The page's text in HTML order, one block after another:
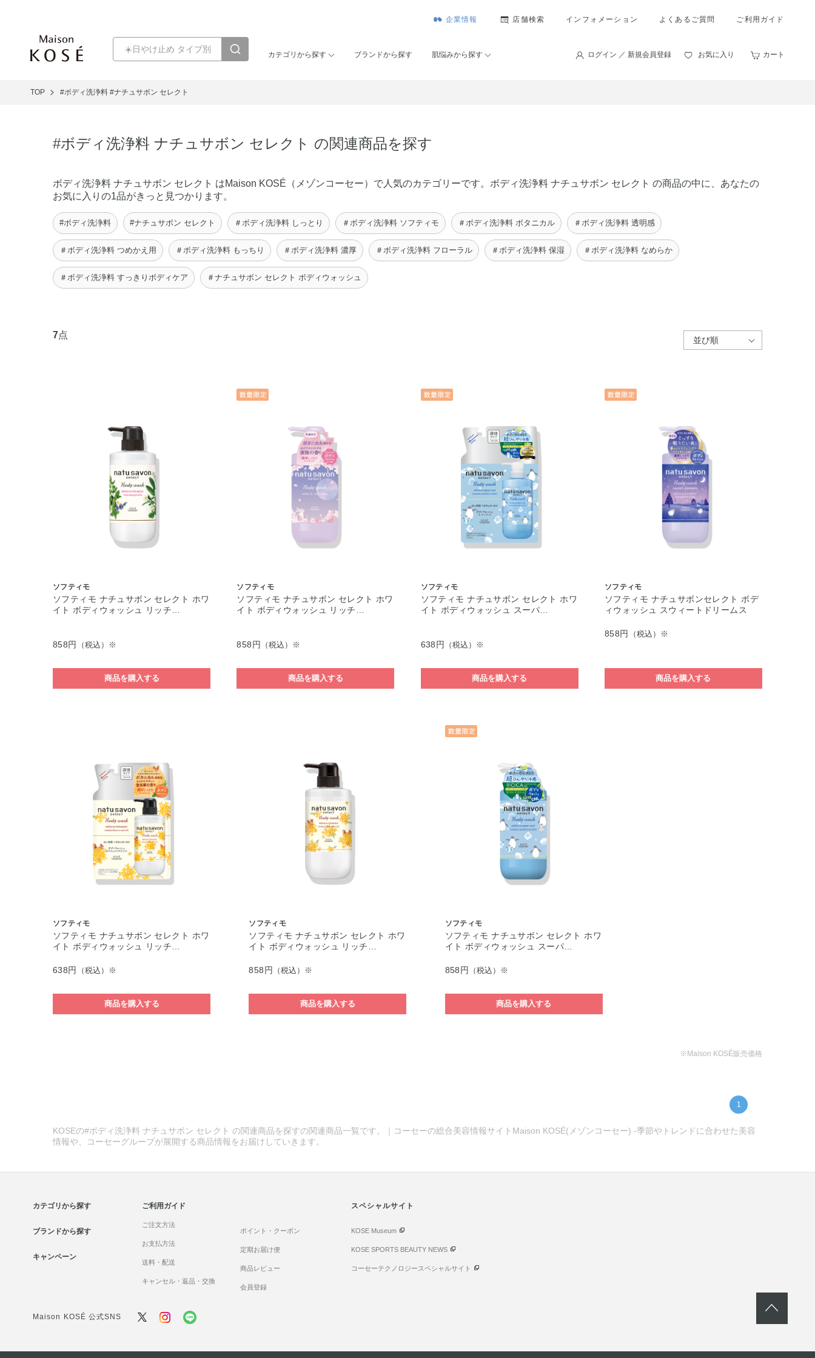
企業情報 店舗検索 インフォメーション よくあるご質問 ご利用ガイド
カテゴリから探す ブランドから探す 肌悩みから探す ログイン ／ 新規会員登録 お気に入り カート
TOP #ボディ洗浄料 #ナチュサボン セレクト
#ボディ洗浄料 ナチュサボン セレクト の関連商品を探す
ボディ洗浄料 ナチュサボン セレクト はMaison KOSÉ（メゾンコーセー）で人気のカテゴリーです。ボディ洗浄料 ナチュサボン セレクト の商品の中に、あなたの
お気に入りの1品がきっと見つかります。
#ボディ洗浄料 #ナチュサボン セレクト ＃ボディ洗浄料 しっとり ＃ボディ洗浄料 ソフティモ ＃ボディ洗浄料 ボタニカル ＃ボディ洗浄料 透明感
＃ボディ洗浄料 つめかえ用 ＃ボディ洗浄料 もっちり ＃ボディ洗浄料 濃厚 ＃ボディ洗浄料 フローラル ＃ボディ洗浄料 保湿 ＃ボディ洗浄料 なめらか
＃ボディ洗浄料 すっきりボディケア ＃ナチュサボン セレクト ボディウォッシュ
7点
ソフティモ
ソフティモ ナチュサボン セレクト ホワ
イト ボディウォッシュ リッチ…
858円 （税込）※
商品を購入する
ソフティモ
ソフティモ ナチュサボン セレクト ホワ
イト ボディウォッシュ リッチ…
858円 （税込）※
商品を購入する
ソフティモ
ソフティモ ナチュサボン セレクト ホワ
イト ボディウォッシュ スーパ…
638円 （税込）※
商品を購入する
ソフティモ
ソフティモ ナチュサボンセレクト ボデ
ィウォッシュ スウィートドリームス
858円 （税込）※
商品を購入する
ソフティモ
ソフティモ ナチュサボン セレクト ホワ
イト ボディウォッシュ リッチ…
638円 （税込）※
商品を購入する
ソフティモ
ソフティモ ナチュサボン セレクト ホワ
イト ボディウォッシュ リッチ…
858円 （税込）※
商品を購入する
ソフティモ
ソフティモ ナチュサボン セレクト ホワ
イト ボディウォッシュ スーパ…
858円 （税込）※
商品を購入する
※Maison KOSÉ販売価格
1
KOSEの#ボディ洗浄料 ナチュサボン セレクト の関連商品を探すの関連商品一覧です。｜コーセーの総合美容情報サイトMaison KOSÉ(メゾンコーセー) -季節やトレンドに合わせた美容
情報や、コーセーグループが展開する商品情報をお届けしていきます。
カテゴリから探す
ブランドから探す
キャンペーン
ご利用ガイド
ご注文方法
お支払方法
送料・配送
キャンセル・返品・交換
ポイント・クーポン
定期お届け便
商品レビュー
会員登録
スペシャルサイト
KOSE Museum
KOSE SPORTS BEAUTY NEWS
コーセーテクノロジースペシャルサイト
Maison KOSÉ 公式SNS